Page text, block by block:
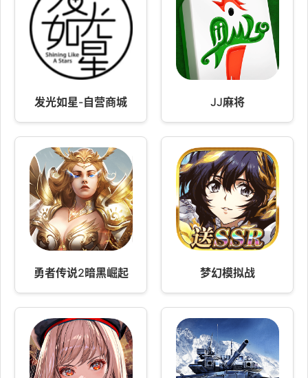
发光如星-自营商城 JJ麻将
勇者传说2暗黑崛起 梦幻模拟战